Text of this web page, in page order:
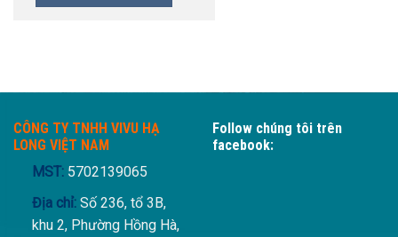
CÔNG TY TNHH VIVU HẠ
LONG VIỆT NAM
MST: 5702139065
Địa chỉ:Số 236, tổ 3B,
khu 2, Phường Hồng Hà,
Follow chúng tôi trên
facebook: